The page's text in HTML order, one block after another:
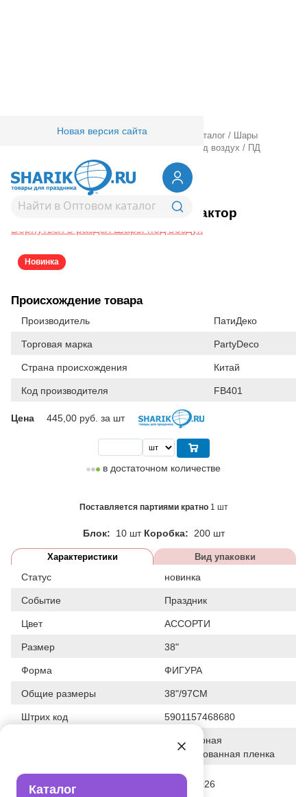
Каталог
Новая версия сайта
Товары для праздника/ Оптовый каталог /
Шары
Шары под воздух / ПД
ФИГУРА AIR Трактор
1208-1062ПД ФИГУРА AIR Трактор
Вернуться в раздел Шары под воздух
Новинка
Происхождение товара
Производитель ПатиДеко
Торговая марка PartyDeco
Страна происхождения Китай
Код производителя FB401
Цена 445,00 руб. за шт
в достаточном количестве
Поставляется партиями кратно 1 шт
Блок: 10 шт Коробка: 200 шт
Характеристики Вид упаковки
Статус новинка
Событие Праздник
Цвет АССОРТИ
Размер 38"
Форма ФИГУРА
Общие размеры 38"/97СМ
Штрих код 5901157468680
Полимерная
фольгированная пленка
Дата последнего изменения
элемента
18-05-2026